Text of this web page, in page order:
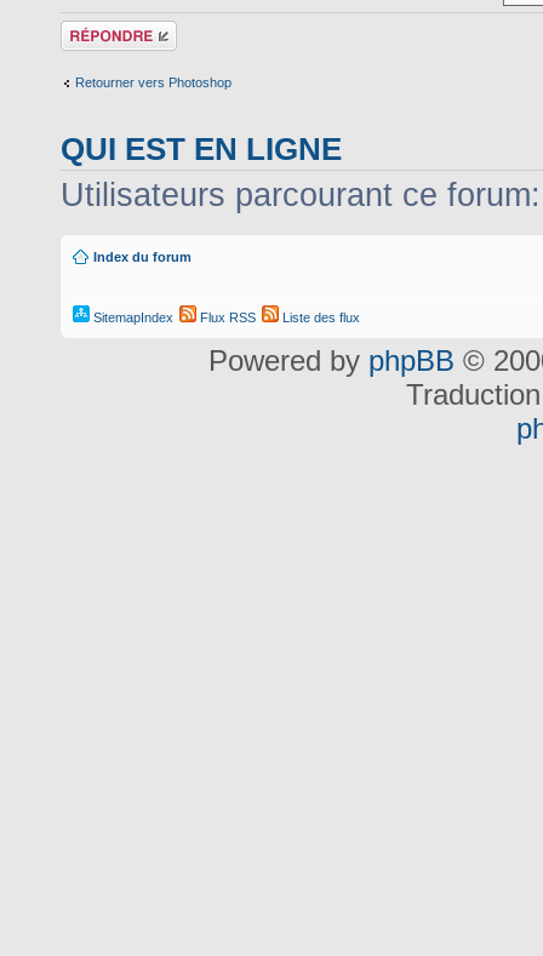
Répondre
Retourner vers Photoshop
QUI EST EN LIGNE
Utilisateurs parcourant ce
Index du forum
SitemapIndex Flux RSS Liste des flux
Powered by phpBB ©